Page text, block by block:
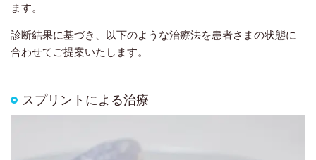
ます。
診断結果に基づき、以下のような治療法を患者さまの状態に
合わせてご提案いたします。
スプリントによる治療